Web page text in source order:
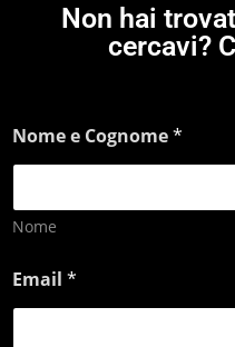
Non hai
cercavi?
Nome e Cognome*
Nome
Email *